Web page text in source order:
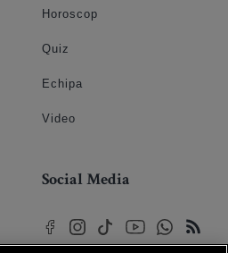
Horoscop
Quiz
Echipa
Video
Social Media